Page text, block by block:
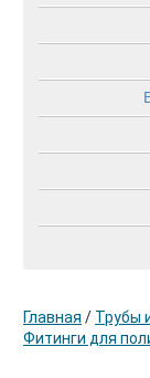
Главная / Трубы
Фитинги для